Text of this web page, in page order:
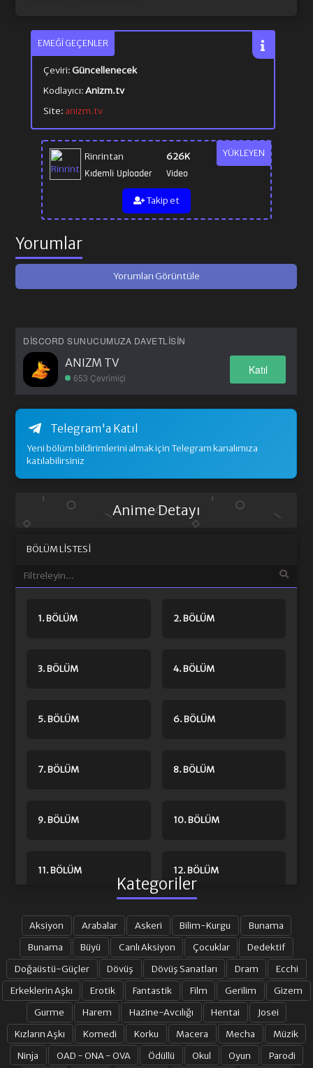
YÜKLEYEN
Rinrintan
Kıdemli Uploader
626K
Video
Takip et
EMEĞI GEÇENLER
Çeviri: Güncellenecek
Kodlayıcı:Anizm.tv
Site: anizm.tv
Yorumlar
Yorumları Görüntüle
DISCORD SUNUCUMUZA DAVETLISIN
ANIZM TV
653 Çevrimiçi
Katıl
Telegram'a Katıl
Yeni bölüm bildirimlerini almak için Telegram kanalımıza
katılabilirsiniz
Anime Detayı
BÖLÜM LISTESI
1. BÖLÜM 2. BÖLÜM
3. BÖLÜM 4. BÖLÜM
5. BÖLÜM 6. BÖLÜM
7. BÖLÜM 8. BÖLÜM
9. BÖLÜM 10. BÖLÜM
11. BÖLÜM 12. BÖLÜM
13. BÖLÜM 14. BÖLÜM
15. BÖLÜM 16. BÖLÜM
17. BÖLÜM 18. BÖLÜM
Kategoriler
Aksiyon Arabalar Askeri Bilim-Kurgu
Bunama
Bunama
Büyü Canlı Aksiyon Çocuklar
Dedektif
Doğaüstü-Güçler
Dövüş Dövüş Sanatları Dram
Ecchi
Erkeklerin Aşkı
Erotik Fantastik Film Gerilim
Gizem
Gurme
Harem Hazine-Avcılığı Hentai
Josei
Kızların Aşkı
Komedi Korku Macera Mecha
Müzik
Ninja
OAD - ONA - OVA Ödüllü Okul Oyun Parodi